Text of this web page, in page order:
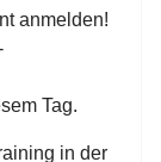
anmelden!
Tag.
in der